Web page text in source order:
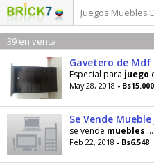
39 en venta
Gavetero de Mdf
Especial para juego
May 28, 2018 -
se vende muebles
Feb 22, 2018 - Bs6.548